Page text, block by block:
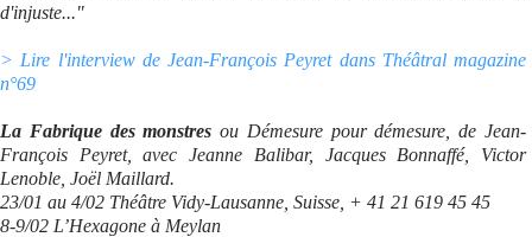
d'injuste..."
> Lire l'interview de Jean-François Peyret dans Théâtral magazine
n°69
La Fabrique des monstres ou Démesure pour démesure, de Jean-
François Peyret, avec Jeanne Balibar, Jacques Bonnaffé, Victor
Lenoble, Joël Maillard.
23/01 au 4/02 Théâtre Vidy-Lausanne, Suisse, + 41 21 619 45 45
8-9/02 L’Hexagone à Meylan